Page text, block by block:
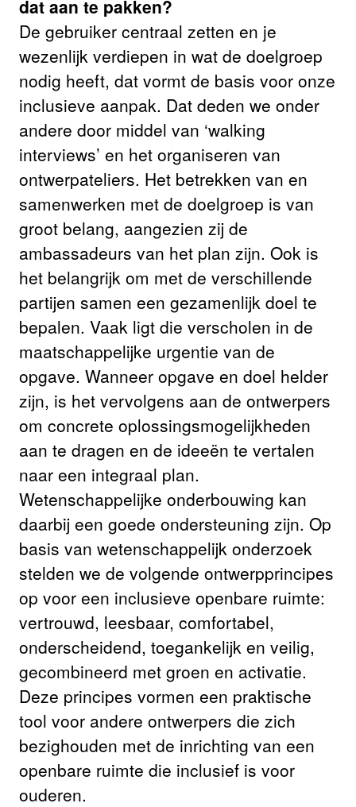
dat aan te pakken?
De gebruiker centraal zetten en je
wezenlijk verdiepen in wat de doelgroep
nodig heeft, dat vormt de basis voor onze
inclusieve aanpak. Dat deden we onder
andere door middel van ‘walking
interviews’ en het organiseren van
ontwerpateliers. Het betrekken van en
samenwerken met de doelgroep is van
groot belang, aangezien zij de
ambassadeurs van het plan zijn. Ook is
het belangrijk om met de verschillende
partijen samen een gezamenlijk doel te
bepalen. Vaak ligt die verscholen in de
maatschappelijke urgentie van de
opgave. Wanneer opgave en doel helder
zijn, is het vervolgens aan de ontwerpers
om concrete oplossingsmogelijkheden
aan te dragen en de ideeën te vertalen
naar een integraal plan.
Wetenschappelijke onderbouwing kan
daarbij een goede ondersteuning zijn. Op
basis van wetenschappelijk onderzoek
stelden we de volgende ontwerpprincipes
op voor een inclusieve openbare ruimte:
vertrouwd, leesbaar, comfortabel,
onderscheidend, toegankelijk en veilig,
gecombineerd met groen en activatie.
Deze principes vormen een praktische
tool voor andere ontwerpers die zich
bezighouden met de inrichting van een
openbare ruimte die inclusief is voor
ouderen.